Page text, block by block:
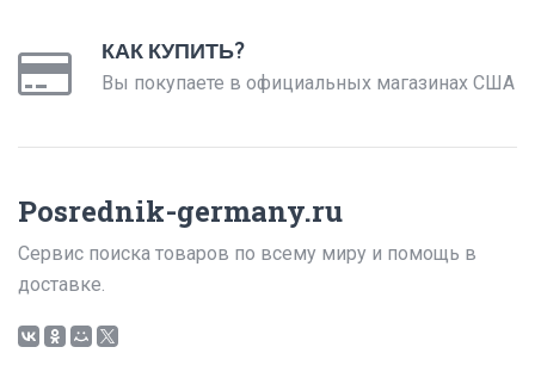
КАК КУПИТЬ?
Вы покупаете в официальных магазинах США
Posrednik-germany.ru
Сервис поиска товаров по всему миру и помощь в
доставке.